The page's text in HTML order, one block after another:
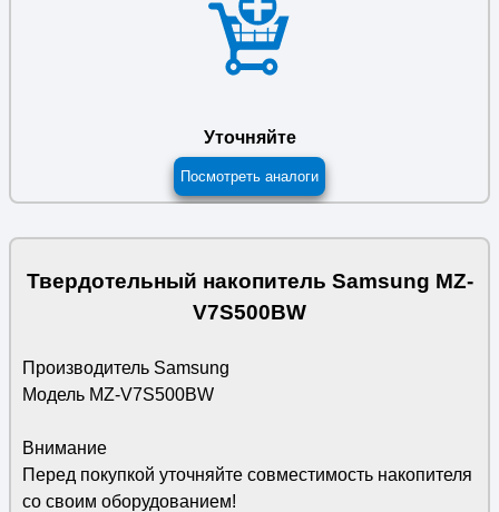
Уточняйте
Посмотреть аналоги
Твердотельный накопитель Samsung MZ-
V7S500BW
Производитель Samsung
Модель MZ-V7S500BW
Внимание
Перед покупкой уточняйте совместимость накопителя
со своим оборудованием!